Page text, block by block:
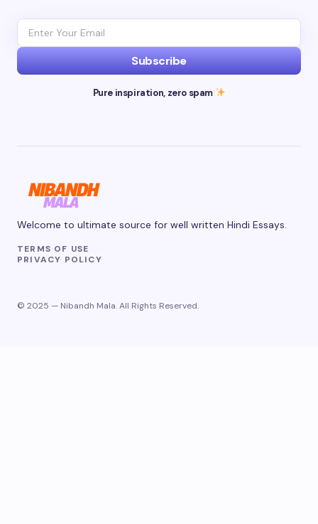
Subscribe
Pure inspiration, zero spam
Welcome to ultimate source for well written Hindi Essays.
TERMS OF USE
PRIVACY POLICY
© 2025 — Nibandh Mala. All Rights Reserved.